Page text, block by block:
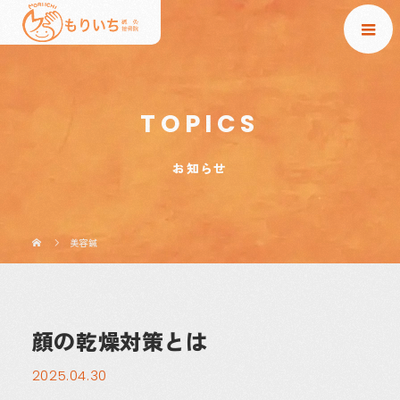
TOPICS
お知らせ
美容鍼
顔の乾燥対策とは
2025.04.30